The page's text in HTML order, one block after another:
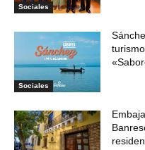
Sociales
Sociales